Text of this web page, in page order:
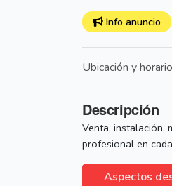
Info anuncio
Ubicación y
Descripción
Venta, instalación,
profesional en
Aspectos